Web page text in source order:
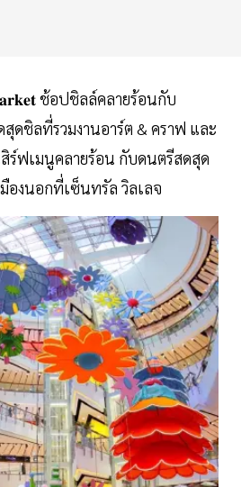
ช้อปชิลล์คลายร้อนกับ
ดชิลที่รวมงานอาร์ต & คราฟ และ
ร์ฟเมนูคลายร้อน กับดนตรีสดสุด
งนอกที่เซ็นทรัล วิลเลจ